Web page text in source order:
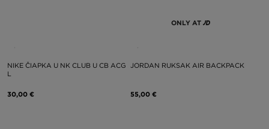
NIKE ČIAPKA U NK CLUB U CB ACG
L
30,00 €
ONLY AT
JORDAN RUKSAK AIR BACKPACK
55,00 €